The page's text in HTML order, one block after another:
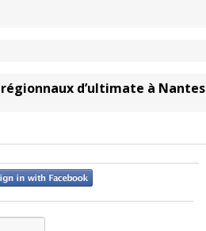
d’ultimate à Nantes